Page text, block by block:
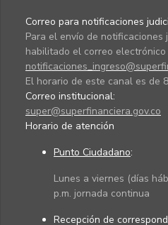
Correo para notificaciones
Para el envío de
habilitado el correo electrónico
El horario de este canal es de
Correo institucional:
super@superfinanciera.gov.co
Horario de atención
Punto Ciudadano:
Lunes a viernes (días
p.m. jornada continua
Recepción de